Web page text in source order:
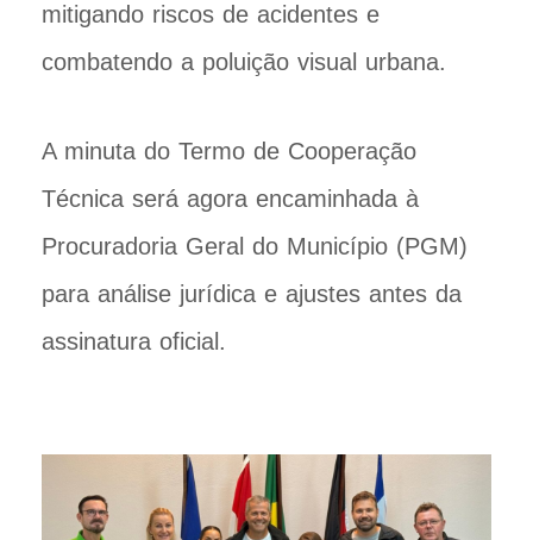
mitigando riscos de acidentes e
combatendo a poluição visual urbana.
A minuta do Termo de Cooperação
Técnica será agora encaminhada à
Procuradoria Geral do Município (PGM)
para análise jurídica e ajustes antes da
assinatura oficial.